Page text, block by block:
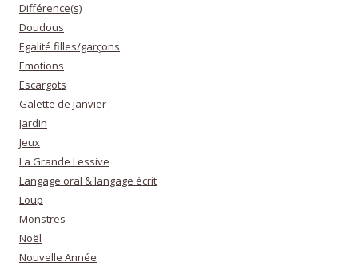
Différence(s)
Doudous
Egalité filles/garçons
Emotions
Escargots
Galette de janvier
Jardin
Jeux
La Grande Lessive
Langage oral & langage écrit
Loup
Monstres
Noël
Nouvelle Année